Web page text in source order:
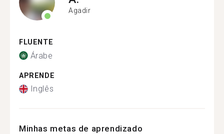
Agadir
FLUENTE
Árabe
APRENDE
Inglês
Minhas metas de aprendizado